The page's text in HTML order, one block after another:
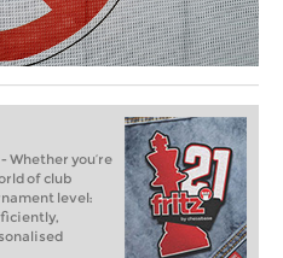
- Whether you’re
of club
level: